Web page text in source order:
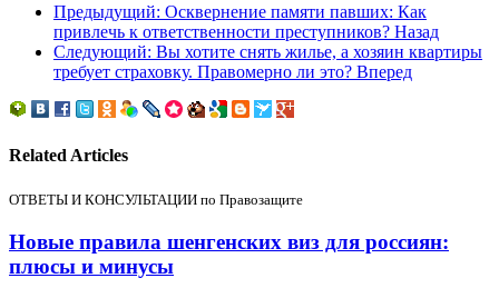
Предыдущий: Осквернение памяти павших: Как
привлечь к ответственности преступников? Назад
Следующий: Вы хотите снять жилье, а хозяин квартиры
требует страховку. Правомерно ли это? Вперед
Related Articles
ОТВЕТЫ И КОНСУЛЬТАЦИИ по Правозащите
Новые правила шенгенских виз для россиян:
плюсы и минусы